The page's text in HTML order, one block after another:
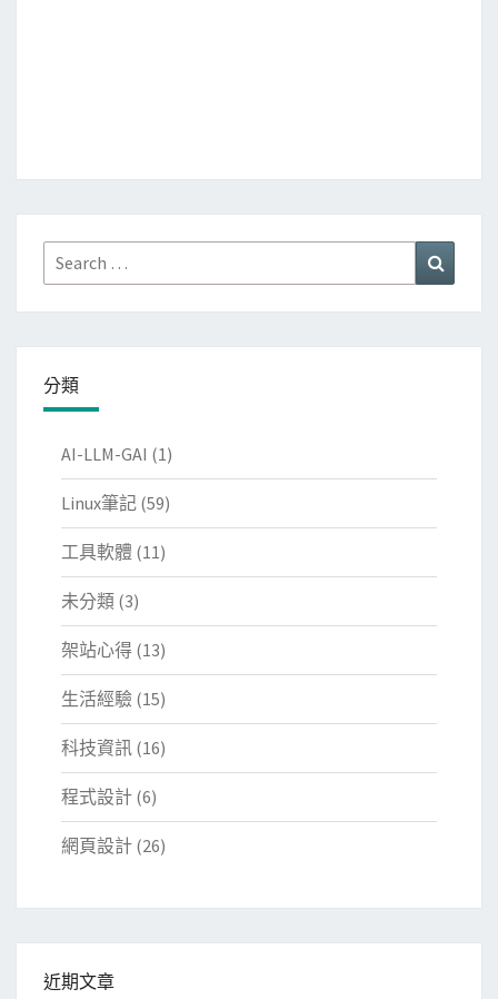
Search
for:
分類
AI-LLM-GAI (1)
Linux筆記 (59)
工具軟體 (11)
未分類 (3)
架站心得 (13)
生活經驗 (15)
科技資訊 (16)
程式設計 (6)
網頁設計 (26)
近期文章